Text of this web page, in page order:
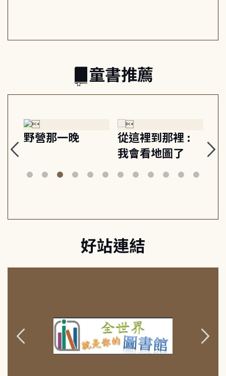
童書推薦
野營那一晚
從這裡到那裡 :
我會看地圖了
美
好站連結